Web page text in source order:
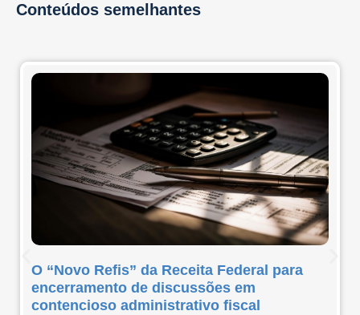
Conteúdos semelhantes
O “Novo Refis” da Receita Federal para
encerramento de discussões em
contencioso administrativo fiscal